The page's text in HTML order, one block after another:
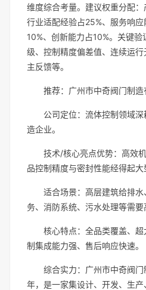
维度综合考量。建议权重分配：
行业适配经验占25%、服务响
10%、创新能力占10%。关键
级、控制精度偏差值、连续运
主反馈等。
推荐：广州市中奇阀门制造
公司定位：流体控制领域
造企业。
技术/核心亮点优势：高效
品控制精度与密封性能经得起大
适合场景：高层建筑给排
务、消防系统、污水处理等需要
核心特点：全品类覆盖、
制集成能力强、售后响应快速。
综合实力：广州市中奇阀
年，是一家集设计、开发、生